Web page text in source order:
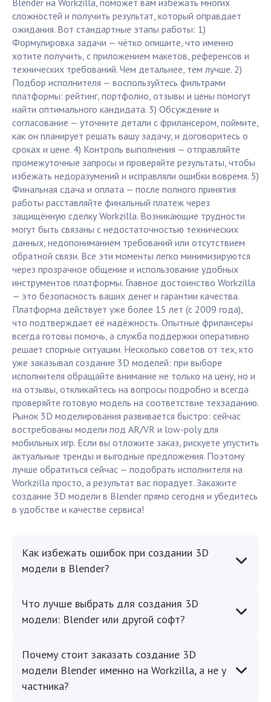
Blender на Workzilla, поможет вам избежать многих
сложностей и получить результат, который оправдает
ожидания. Вот стандартные этапы работы: 1)
Формулировка задачи — чётко опишите, что именно
хотите получить, с приложением макетов, референсов и
технических требований. Чем детальнее, тем лучше. 2)
Подбор исполнителя — воспользуйтесь фильтрами
платформы: рейтинг, портфолио, отзывы и цены помогут
найти оптимального кандидата. 3) Обсуждение и
согласование — уточните детали с фрилансером, поймите,
как он планирует решать вашу задачу, и договоритесь о
сроках и цене. 4) Контроль выполнения — отправляйте
промежуточные запросы и проверяйте результаты, чтобы
избежать недоразумений и исправляли ошибки вовремя. 5)
Финальная сдача и оплата — после полного принятия
работы расставляйте финальный платеж через
защищённую сделку Workzilla. Возникающие трудности
могут быть связаны с недостаточностью технических
данных, недопониманием требований или отсутствием
обратной связи. Все эти моменты легко минимизируются
через прозрачное общение и использование удобных
инструментов платформы. Главное достоинство Workzilla
— это безопасность ваших денег и гарантии качества.
Платформа действует уже более 15 лет (с 2009 года),
что подтверждает её надёжность. Опытные фрилансеры
всегда готовы помочь, а служба поддержки оперативно
решает спорные ситуации. Несколько советов от тех, кто
уже заказывал создание 3D моделей: при выборе
исполнителя обращайте внимание не только на цену, но и
на отзывы, откликайтесь на вопросы подробно и всегда
проверяйте готовую модель на соответствие техзаданию.
Рынок 3D моделирования развивается быстро: сейчас
востребованы модели под AR/VR и low-poly для
мобильных игр. Если вы отложите заказ, рискуете упустить
актуальные тренды и выгодные предложения. Поэтому
лучше обратиться сейчас — подобрать исполнителя на
Workzilla просто, а результат вас порадует. Закажите
создание 3D модели в Blender прямо сегодня и убедитесь
в удобстве и качестве сервиса!
Как избежать ошибок при создании 3D
модели в Blender?
Что лучше выбрать для создания 3D
модели: Blender или другой софт?
Почему стоит заказать создание 3D
модели Blender именно на Workzilla, а не у
частника?